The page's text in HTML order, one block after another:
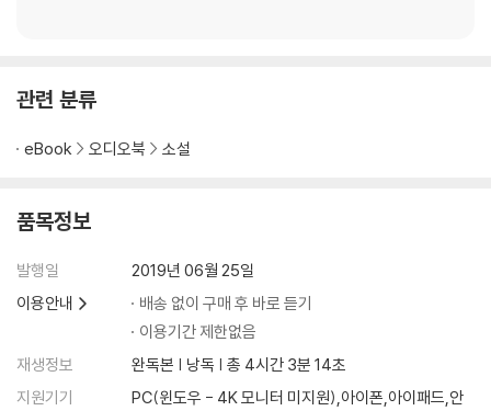
관련 분류
eBook 오디오북 소설
품목정보
발행일
2019년 06월 25일
이용안내
배송 없이 구매 후 바로 듣기
이용기간 제한없음
재생정보
완독본 | 낭독 | 총 4시간 3분 14초
지원기기
PC(윈도우 - 4K 모니터 미지원),아이폰,아이패드,안